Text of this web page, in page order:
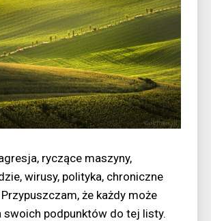
ryczące maszyny,
wirusy, polityka, chroniczne
że każdy może
swoich podpunktów do tej listy.